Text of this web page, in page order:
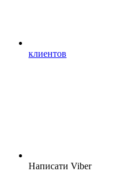
клиентов
Написати Viber